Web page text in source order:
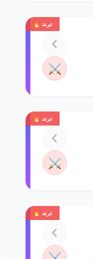
ترند 🔥
⚔️
ترند 🔥
⚔️
ترند 🔥